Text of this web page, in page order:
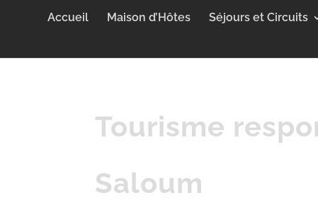
Accueil Maison d’Hôtes Séjours et Circuits
Tourisme
Saloum